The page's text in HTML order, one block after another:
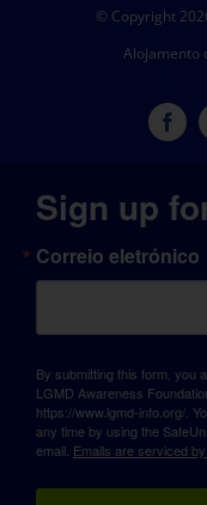
© Copyright
Alojamento
Sign up
Correio eletrónico
By submitting this form, you
LGMD Awareness
https://www.lgmd-info.org/.
any time by using the
email. Emails are serviced